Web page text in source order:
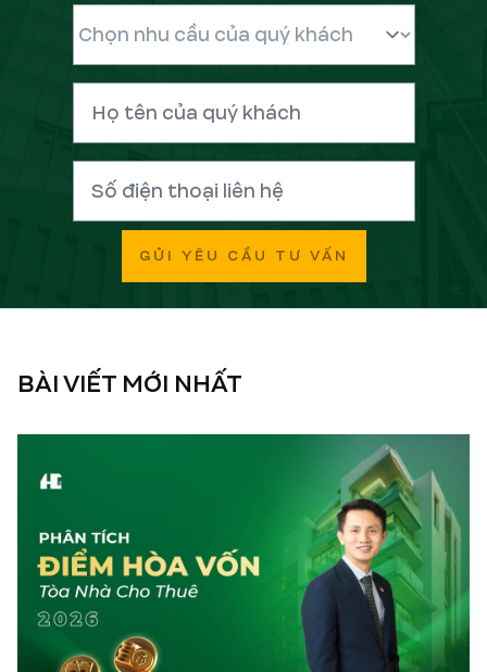
GỬI YÊU CẦU TƯ VẤN
BÀI VIẾT MỚI NHẤT